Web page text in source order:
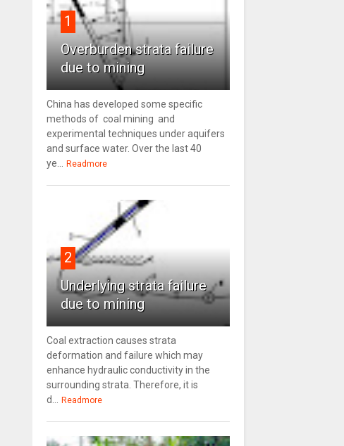
1
Overburden strata failure
due to mining
China has developed some specific
methods of coal mining and
experimental techniques under aquifers
and surface water. Over the last 40
ye...
Readmore
2
Underlying strata failure
due to mining
Coal extraction causes strata
deformation and failure which may
enhance hydraulic conductivity in the
surrounding strata. Therefore, it is
d...
Readmore